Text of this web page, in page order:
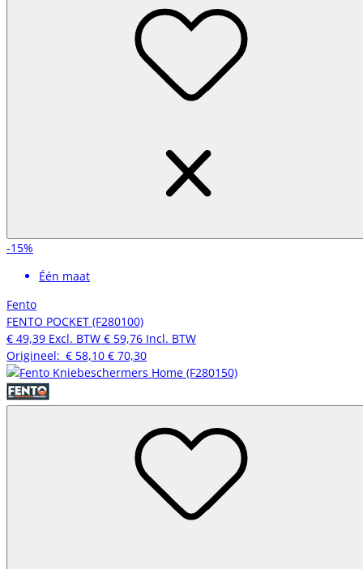
-15%
Één maat
Fento
FENTO POCKET (F280100)
€ 49,39 Excl. BTW € 59,76 Incl. BTW
Origineel: € 58,10 € 70,30